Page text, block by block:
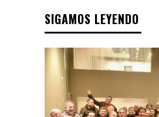
SIGAMOS LEYENDO